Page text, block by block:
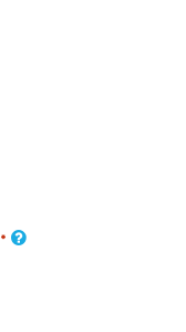
*